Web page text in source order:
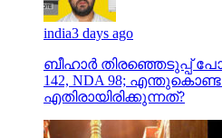
india3 days ago
ബീഹാർ തിരഞ്ഞെടുപ്പ്
142, NDA 98;
എതിരായിരിക്കുന്നത്?